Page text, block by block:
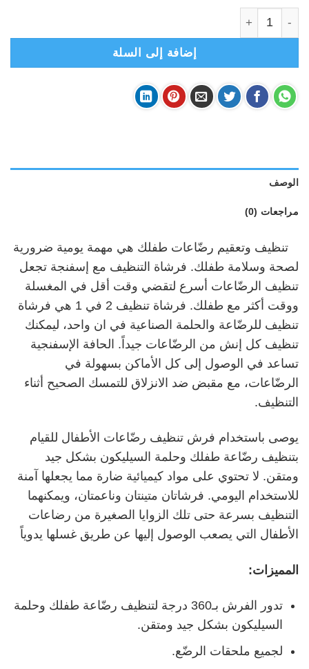
كمية فرشاة تنظيف الرضّاعات عدد 2 - ملون
إضافة إلى السلة
الوصف
مراجعات (0)
تنظيف وتعقيم رضّاعات طفلك هي مهمة يومية ضرورية
لصحة وسلامة طفلك. فرشاة التنظيف مع إسفنجة تجعل
تنظيف الرضّاعات أسرع لتقضي وقت أقل في المغسلة
ووقت أكثر مع طفلك. فرشاة تنظيف 2 في 1 هي فرشاة
تنظيف للرضّاعة والحلمة الصناعية في ان واحد، ليمكنك
تنظيف كل إنش من الرضّاعات جيداً. الحافة الإسفنجية
تساعد في الوصول إلى كل الأماكن بسهولة في
الرضّاعات، مع مقبض ضد الانزلاق للتمسك الصحيح أثناء
التنظيف.
يوصى باستخدام فرش تنظيف رضّاعات الأطفال للقيام
بتنظيف رضّاعة طفلك وحلمة السيليكون بشكل جيد
ومتقن. لا تحتوي على مواد كيميائية ضارة مما يجعلها آمنة
للاستخدام اليومي. فرشاتان متينتان وناعمتان، ويمكنهما
التنظيف بسرعة حتى تلك الزوايا الصغيرة من رضاعات
الأطفال التي يصعب الوصول إليها عن طريق غسلها يدوياً
المميزات:
تدور الفرش بـ360 درجة لتنظيف رضّاعة طفلك وحلمة
السيليكون بشكل جيد ومتقن.
لجميع ملحقات الرضّع.